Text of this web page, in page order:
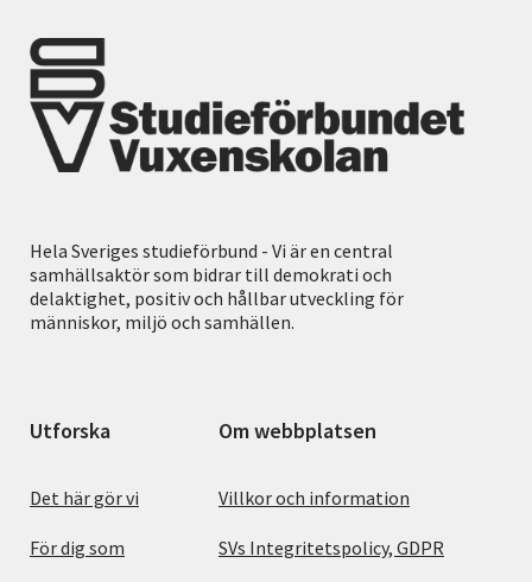
Hela Sveriges studieförbund - Vi är en central
samhällsaktör som bidrar till demokrati och
delaktighet, positiv och hållbar utveckling för
människor, miljö och samhällen.
Utforska
Det här gör vi
För dig som
Om webbplatsen
Villkor och information
SVs Integritetspolicy, GDPR